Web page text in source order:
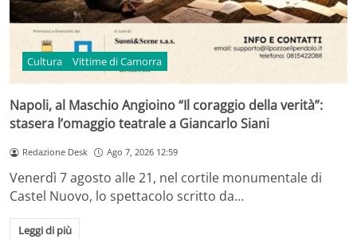
Cultura Vittime di Camorra
Napoli, al Maschio Angioino “Il coraggio della verità”:
stasera l’omaggio teatrale a Giancarlo Siani
Redazione Desk Ago 7, 2026 12:59
Venerdì 7 agosto alle 21, nel cortile monumentale di
Castel Nuovo, lo spettacolo scritto da…
Leggi di più